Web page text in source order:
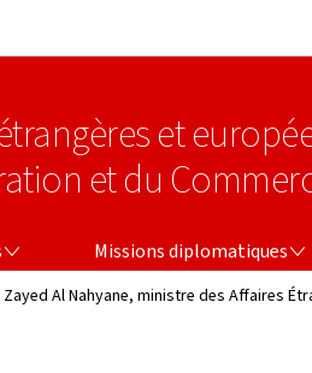
et
et du
Missions diplomatiques
Al Nahyane, ministre des Affaires